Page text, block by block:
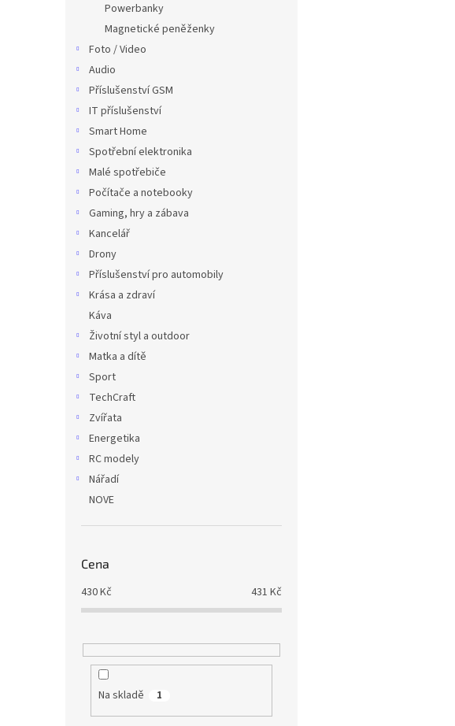
Powerbanky
Magnetické peněženky
Foto / Video
Audio
Příslušenství GSM
IT příslušenství
Smart Home
Spotřební elektronika
Malé spotřebiče
Počítače a notebooky
Gaming, hry a zábava
Kancelář
Drony
Příslušenství pro automobily
Krása a zdraví
Káva
Životní styl a outdoor
Matka a dítě
Sport
TechCraft
Zvířata
Energetika
RC modely
Nářadí
NOVE
Cena
430Kč 431 Kč
Na skladě 1